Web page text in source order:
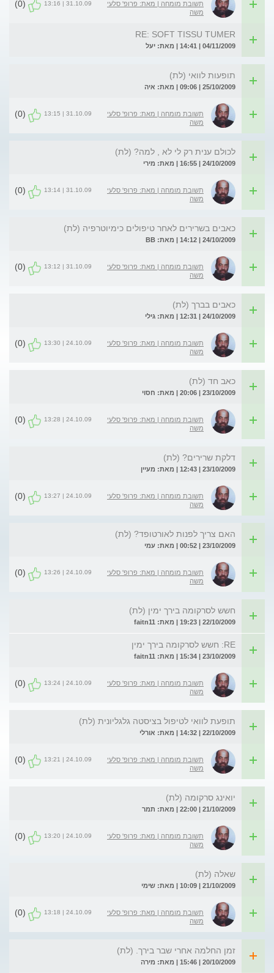
תשובת מומחה | מאת: פרופ' סלעי
משה
31.10.09 | 13:16
(0)
RE: SOFT TISSU TUMER
04/11/2009 | 14:41 | מאת: יעל
תופעות לוואי (לת)
25/10/2009 | 09:06 | מאת: איה
תשובת מומחה | מאת: פרופ' סלעי
משה
31.10.09 | 13:15
(0)
לכולם ענית רק לי לא , למה? (לת)
24/10/2009 | 16:55 | מאת: מירי
תשובת מומחה | מאת: פרופ' סלעי
משה
31.10.09 | 13:14
(0)
כאבים בשרירים לאחר טיפולים כימיוטרפיה (לת)
24/10/2009 | 14:12 | מאת: BB
תשובת מומחה | מאת: פרופ' סלעי
משה
31.10.09 | 13:12
(0)
כאבים בברך (לת)
24/10/2009 | 12:31 | מאת: גילי
תשובת מומחה | מאת: פרופ' סלעי
משה
24.10.09 | 13:30
(0)
כאב חד (לת)
23/10/2009 | 20:06 | מאת: חסוי
תשובת מומחה | מאת: פרופ' סלעי
משה
24.10.09 | 13:28
(0)
דלקת שרירים? (לת)
23/10/2009 | 12:43 | מאת: מעיין
תשובת מומחה | מאת: פרופ' סלעי
משה
24.10.09 | 13:27
(0)
האם צריך לפנות לאורטופד? (לת)
23/10/2009 | 00:52 | מאת: עמי
תשובת מומחה | מאת: פרופ' סלעי
משה
24.10.09 | 13:26
(0)
חשש לסרקומה בירך ימין (לת)
22/10/2009 | 19:23 | מאת: faitn11
RE: חשש לסרקומה בירך ימין
23/10/2009 | 15:34 | מאת: faitn11
תשובת מומחה | מאת: פרופ' סלעי
משה
24.10.09 | 13:24
(0)
תופעת לוואי לטיפול בציסטה גלגליונית (לת)
22/10/2009 | 14:32 | מאת: אורלי
תשובת מומחה | מאת: פרופ' סלעי
משה
24.10.09 | 13:21
(0)
יואינג סרקומה (לת)
21/10/2009 | 22:00 | מאת: תמר
תשובת מומחה | מאת: פרופ' סלעי
משה
24.10.09 | 13:20
(0)
שאלה (לת)
21/10/2009 | 10:09 | מאת: שימי
תשובת מומחה | מאת: פרופ' סלעי
משה
24.10.09 | 13:18
(0)
זמן החלמה אחרי שבר בירך. (לת)
20/10/2009 | 15:46 | מאת: מירה